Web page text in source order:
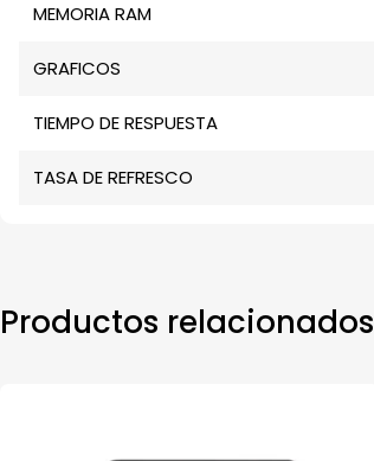
MEMORIA RAM
GRAFICOS
TIEMPO DE RESPUESTA
TASA DE REFRESCO
Productos relacionados